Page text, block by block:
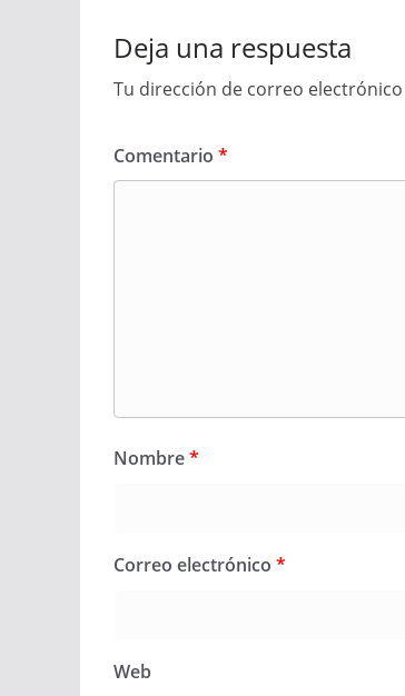
Deja una respuesta
Tu dirección de correo
Comentario *
Nombre*
Correo electrónico *
Web